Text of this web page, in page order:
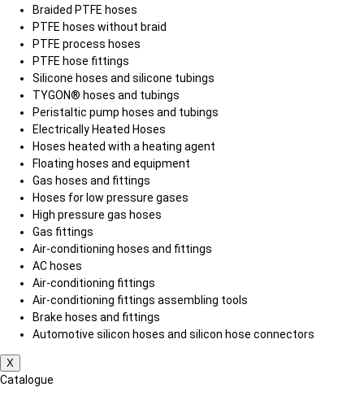
Braided PTFE hoses
PTFE hoses without braid
PTFE process hoses
PTFE hose fittings
Silicone hoses and silicone tubings
TYGON® hoses and tubings
Peristaltic pump hoses and tubings
Electrically Heated Hoses
Hoses heated with a heating agent
Floating hoses and equipment
Gas hoses and fittings
Hoses for low pressure gases
High pressure gas hoses
Gas fittings
Air-conditioning hoses and fittings
AC hoses
Air-conditioning fittings
Air-conditioning fittings assembling tools
Brake hoses and fittings
Automotive silicon hoses and silicon hose connectors
X
Catalogue